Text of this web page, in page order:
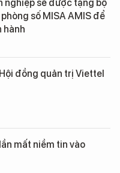
nghiệp sẽ được tặng bộ
số MISA AMIS để
hành
đồng quản trị Viettel
mất niềm tin vào